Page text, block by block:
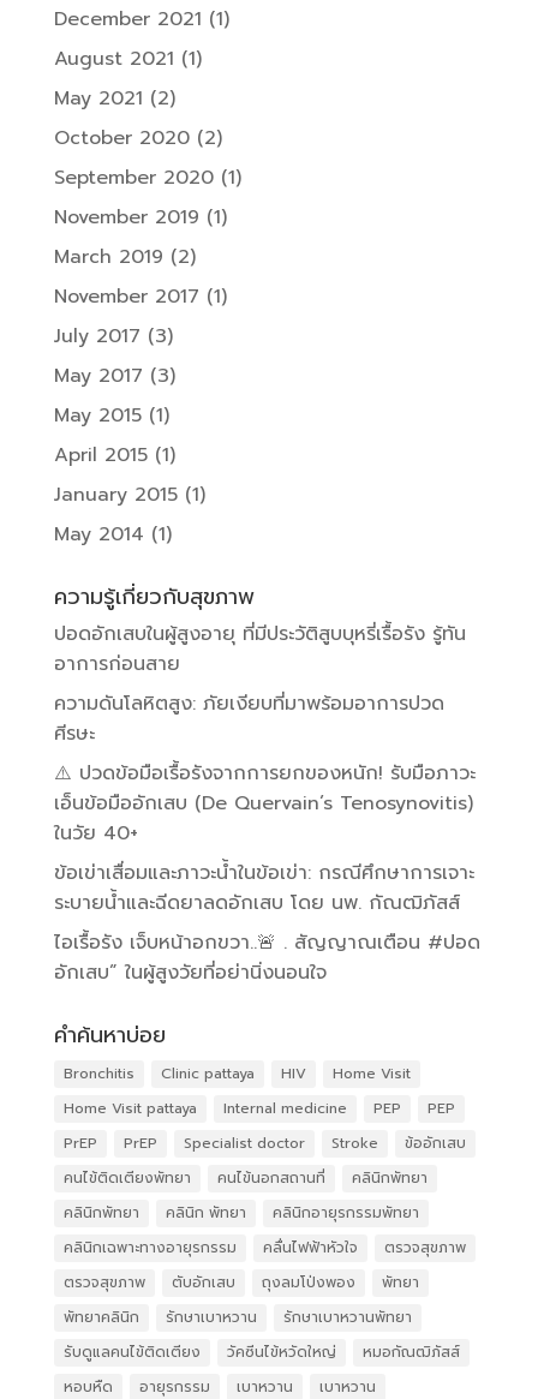
December 2021 (1)
August 2021 (1)
May 2021 (2)
October 2020(2)
September 2020(1)
November 2019 (1)
March 2019 (2)
November 2017 (1)
July 2017 (3)
May 2017 (3)
May 2015(1)
April 2015(1)
January 2015(1)
May 2014 (1)
ความรู้เกี่ยวกับสุขภาพ
ปอดอักเสบในผู้สูงอายุ ที่มีประวัติสูบบุหรี่เรื้อรัง รู้ทัน
อาการก่อนสาย
ความดันโลหิตสูง: ภัยเงียบที่มาพร้อมอาการปวด
ศีรษะ
⚠️ ปวดข้อมือเรื้อรังจากการยกของหนัก! รับมือภาวะ
เอ็นข้อมืออักเสบ (De Quervain’s Tenosynovitis)
ในวัย 40+
ข้อเข่าเสื่อมและภาวะน้ำในข้อเข่า: กรณีศึกษาการเจาะ
ระบายน้ำและฉีดยาลดอักเสบ โดย นพ. กัณฒิภัสส์
ไอเรื้อรัง เจ็บหน้าอกขวา..🚨 . สัญญาณเตือน #ปอด
อักเสบ” ในผู้สูงวัยที่อย่านิ่งนอนใจ
คำค้นหาบ่อย
Bronchitis Clinic pattaya HIV
Home Visit
Home Visit pattaya
Internal medicine PEP
PEP
PrEP
PrEP Specialist doctor Stroke
ข้ออักเสบ
คนไข้ติดเตียงพัทยา
คนไข้นอกสถานที่
คลินิกพัทยา
คลินิกพัทยา
คลินิก พัทยา
คลินิกอายุรกรรมพัทยา
คลินิกเฉพาะทางอายุรกรรม
คลื่นไฟฟ้าหัวใจ
ตรวจสุขภาพ
ตรวจสุขภาพ
ตับอักเสบ ถุงลมโป่งพอง
พัทยา
พัทยาคลินิก
รักษาเบาหวาน
รักษาเบาหวานพัทยา
รับดูแลคนไข้ติดเตียง
วัคซีนไข้หวัดใหญ่
หมอกัณฒิภัสส์
หอบหืด
อายุรกรรม เบาหวาน
เบาหวาน